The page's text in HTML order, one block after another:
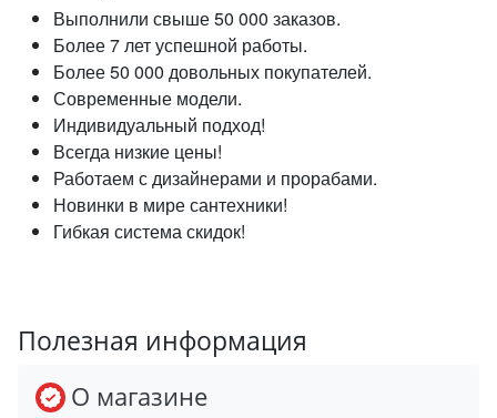
Выполнили свыше 50 000 заказов.
Более 7 лет успешной работы.
Более 50 000 довольных покупателей.
Современные модели.
Индивидуальный подход!
Всегда низкие цены!
Работаем с дизайнерами и прорабами.
Новинки в мире сантехники!
Гибкая система скидок!
Полезная информация
О магазине